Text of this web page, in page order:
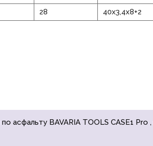
28 40х3,4х8+2
асфальту BAVARIA TOOLS CASE1